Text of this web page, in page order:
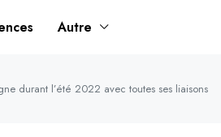
Autre
durant l’été 2022 avec toutes ses liaisons